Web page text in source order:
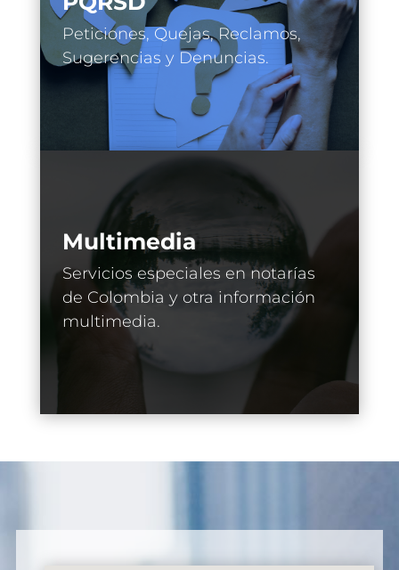
Peticiones, Quejas, Reclamos,
Sugerencias y Denuncias.
Multimedia
Servicios especiales en notarías
de Colombia y otra información
multimedia.